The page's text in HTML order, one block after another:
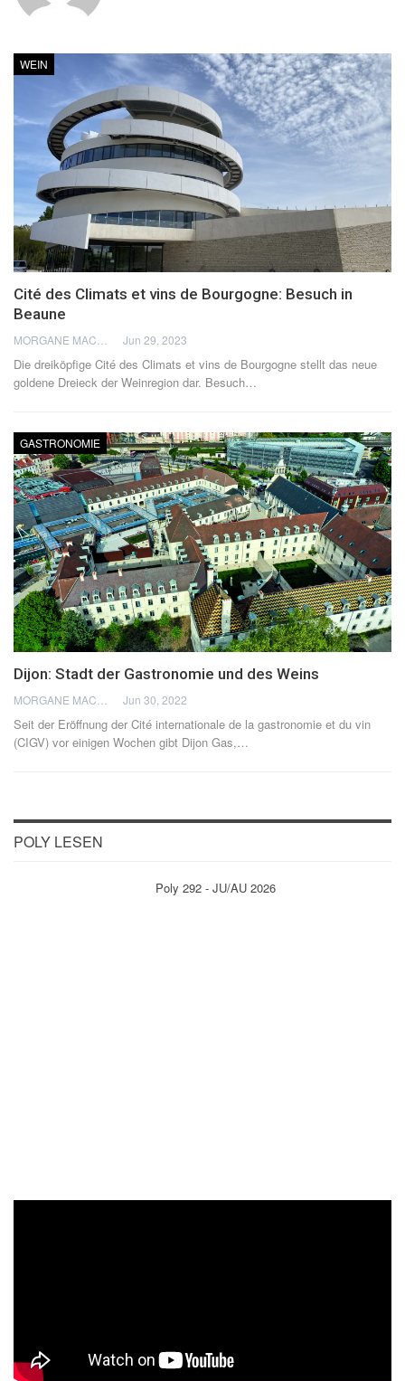
WEIN
Cité des Climats et vins de Bourgogne: Besuch in
Beaune
Jun 29, 2023
Die dreiköpfige Cité des Climats et vins de Bourgogne stellt das neue
goldene Dreieck der Weinregion dar. Besuch…
GASTRONOMIE
Dijon: Stadt der Gastronomie und des Weins
Jun 30, 2022
Seit der Eröffnung der Cité internationale de la gastronomie et du vin
(CIGV) vor einigen Wochen gibt Dijon Gas, …
POLY LESEN
Poly 292 - JU/AU 2026